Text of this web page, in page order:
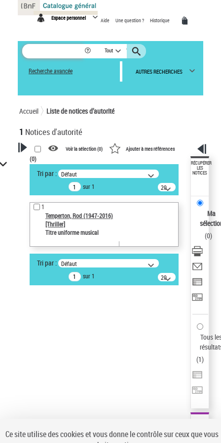
Espace personnel Aide Une question ? Historique
Tout
Recherche avancée AUTRES RECHERCHES
Accueil Liste de notices d’autorité
1 Notices d'autorité
VOTRE RECHERCHE
Recherche avancée dans les
notices d’autorité
Œuvres liées à l'auteur :
Temperton, Rod (1947-2016)
Auteur d’œuvre
Type de notice d'autorité
Titre uniforme musical
Statut de la notice d’autorité
Voir la sélection (0) Ajouter à mes références
(0)
Tri par : Défaut
sur 1
20
résultats/page
1
Temperton, Rod (1947-2016)
[Thriller]
Titre uniforme musical
Tri par : Défaut
sur 1
20
résultats/page
RÉCUPÉRER
LES
NOTICES
Ma
(0)
Tous
(1)
Panneau de gestion des cookies
Ce site utilise des cookies et vous donne le contrôle sur ceux que vous